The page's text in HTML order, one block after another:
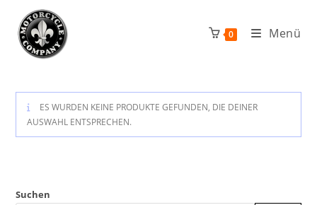
Inhalt
springen
0 Menü
ES WURDEN KEINE PRODUKTE GEFUNDEN, DIE DEINER
AUSWAHL ENTSPRECHEN.
Suchen